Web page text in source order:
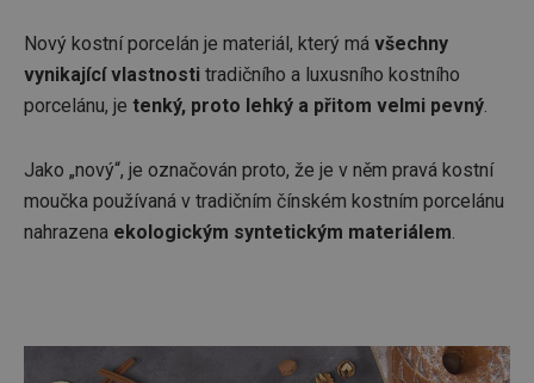
Nový kostní porcelán je materiál, který má všechny
vynikající vlastnosti tradičního a luxusního kostního
porcelánu, je tenký, proto lehký a přitom velmi pevný
Jako „nový“, je označován proto, že je v něm pravá kostní
moučka používaná v tradičním čínském kostním porcelánu
nahrazena ekologickým syntetickým materiálem